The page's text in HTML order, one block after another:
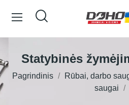
Statybinės
Pagrindinis Rūbai, darbo
saugai